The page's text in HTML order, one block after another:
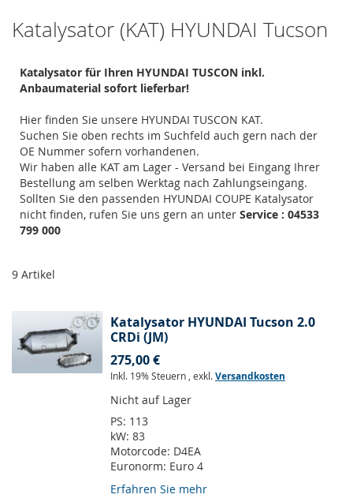
Katalysator (KAT) HYUNDAI Tucson
Katalysator für Ihren HYUNDAI TUSCON inkl.
Anbaumaterial sofort lieferbar!
Hier finden Sie unsere HYUNDAI TUSCON KAT.
Suchen Sie oben rechts im Suchfeld auch gern nach der
OE Nummer sofern vorhandenen.
Wir haben alle KAT am Lager - Versand bei Eingang Ihrer
Bestellung am selben Werktag nach Zahlungseingang.
Sollten Sie den passenden HYUNDAI COUPE Katalysator
nicht finden, rufen Sie uns gern an unter Service : 04533
799 000
9 Artikel
Katalysator HYUNDAI Tucson 2.0
CRDi (JM)
275,00 €
Inkl. 19% Steuern , exkl.Versandkosten
Nicht auf Lager
PS: 113
kW: 83
Motorcode: D4EA
Euronorm: Euro 4
Erfahren Sie mehr